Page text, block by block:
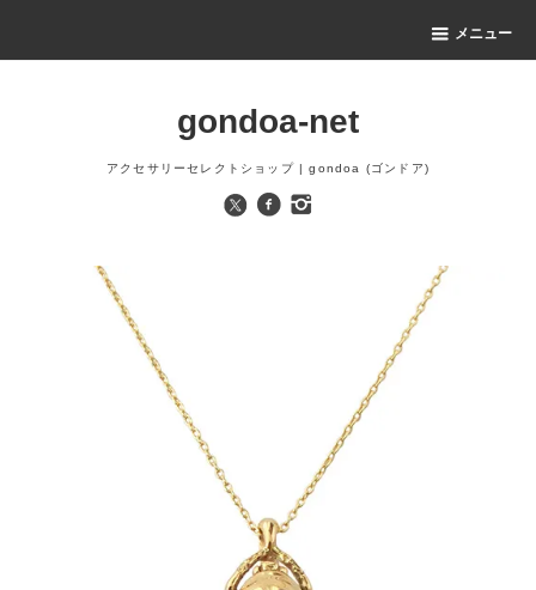
メニュー
gondoa-net
アクセサリーセレクトショップ | gondoa (ゴンドア)